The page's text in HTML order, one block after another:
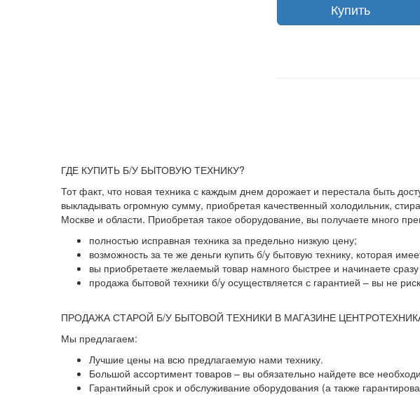
ГДЕ КУПИТЬ Б/У БЫТОВУЮ ТЕХНИКУ?
Тот факт, что новая техника с каждым днем дорожает и перестала быть
выкладывать огромную сумму, приобретая качественный холодильник,
Москве и области. Приобретая такое оборудование, вы получаете много
полностью исправная техника за предельно низкую цену;
возможность за те же деньги купить б/у бытовую технику, которая
вы приобретаете желаемый товар намного быстрее и начинаете
продажа бытовой техники б/у осуществляется с гарантией – вы не
ПРОДАЖА СТАРОЙ Б/У БЫТОВОЙ ТЕХНИКИ В МАГАЗИНЕ
Мы предлагаем:
Лучшие цены на всю предлагаемую нами технику.
Большой ассортимент товаров – вы обязательно найдете все
Гарантийный срок и обслуживание оборудования (а также